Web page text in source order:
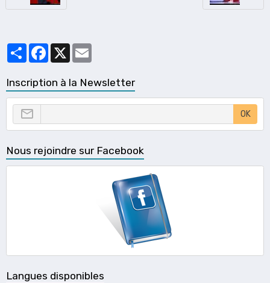
PartagerFacebook
X
Inscription à la Newsletter
OK
Nous rejoindre sur Facebook
Langues disponibles